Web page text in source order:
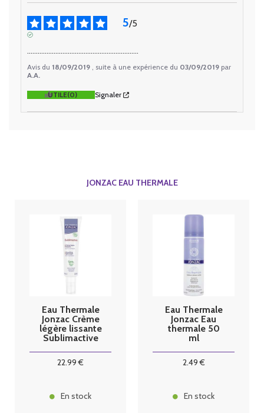
5/5
...............................................................
Avis du 18/09/2019 , suite à une expérience du 03/09/2019 par
A.A.
UTILE(0) Signaler
JONZAC EAU THERMALE
Eau Thermale
Jonzac Crème
légère lissante
Sublimactive
22.99 €
En stock
Eau Thermale
Jonzac Eau
thermale 50
ml
2.49€
En stock